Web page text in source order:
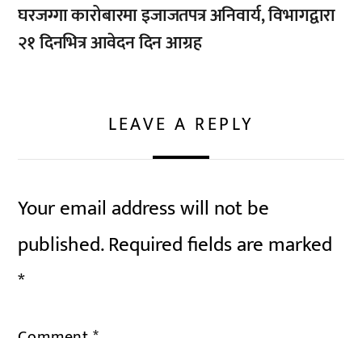
घरजग्गा कारोबारमा इजाजतपत्र अनिवार्य, विभागद्वारा
२१ दिनभित्र आवेदन दिन आग्रह
LEAVE A REPLY
Your email address will not be
published.Required fields are marked
*